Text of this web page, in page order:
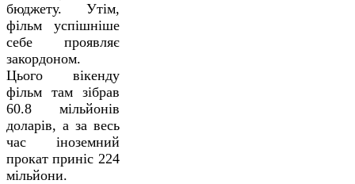
бюджету. Утім,
фільм успішніше
себе проявляє
закордоном.
Цього вікенду
фільм там зібрав
60.8 мільйонів
доларів, а за весь
час іноземний
прокат приніс 224
мільйони.